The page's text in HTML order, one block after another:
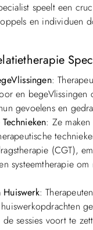
speelt een
en individuen
:
en begeVlissingen
gevoelens en
: Ze
(CGT),
systeemtherapie om
:
sessies voort te